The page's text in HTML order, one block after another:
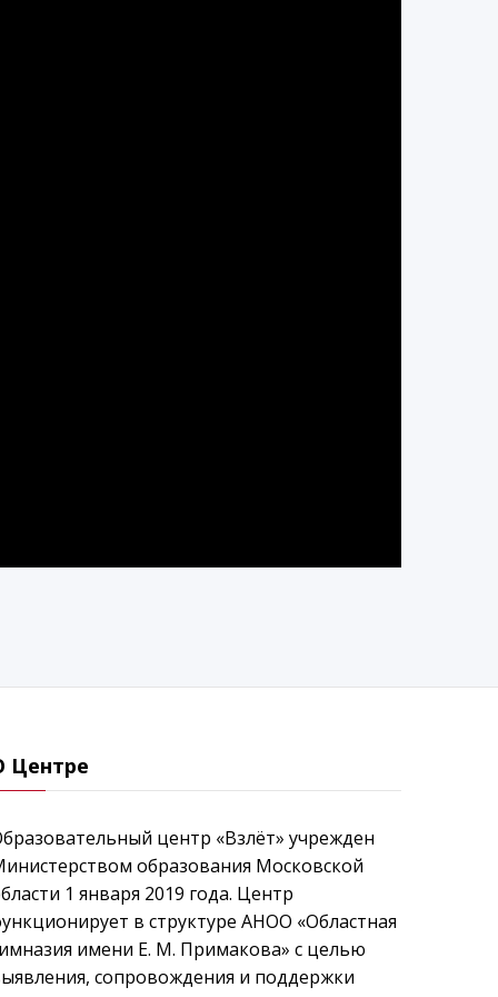
Центре
центр «Взлёт» учрежден
образования Московской
1 января 2019 года. Центр
в структуре АНОО «Областная
имени Е. М. Примакова» с целью
сопровождения и поддержки